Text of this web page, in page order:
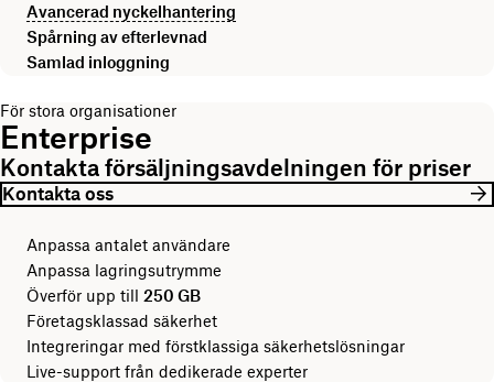
Avancerad nyckelhantering
Spårning av efterlevnad
Samlad inloggning
För stora organisationer
Enterprise
Kontakta försäljningsavdelningen för priser
Kontakta oss
Anpassa antalet användare
Anpassa lagringsutrymme
Överför upp till 250 GB
Företagsklassad säkerhet
Integreringar med förstklassiga säkerhetslösningar
Live-support från dedikerade experter